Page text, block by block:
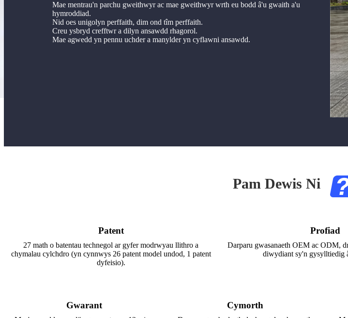
Mae mentrau'n parchu gweithwyr ac mae gweithwyr wrth eu bodd â'u gwaith a'u
hymroddiad.
Nid oes unigolyn perffaith, dim ond tîm perffaith.
Creu ysbryd crefftwr a dilyn ansawdd rhagorol.
Mae agwedd yn pennu uchder a manylder yn cyflawni ansawdd.
Pam Dewis Ni
Patent
27 math o batentau technegol ar gyfer modrwyau llithro a
chymalau cylchdro (yn cynnwys 26 patent model undod, 1 patent
dyfeisio).
Profiad
Darparu gwasanaeth OEM ac ODM,
diwydiant sy'n gysylltiedig
Gwarant Cymorth